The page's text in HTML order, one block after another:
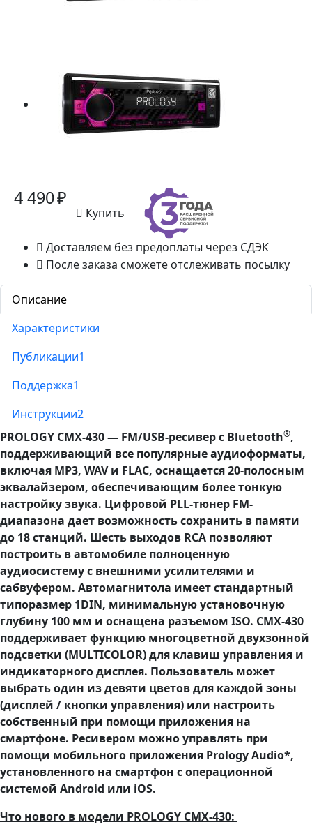
4 490 ₽
Купить
Доставляем без предоплаты через СДЭК
После заказа сможете отслеживать посылку
Описание
Характеристики
Публикации1
Поддержка1
Инструкции2
PROLOGY CMX-430 — FM/USB-ресивер с Bluetooth®,
поддерживающий все популярные аудиоформаты,
включая MP3, WAV и FLAC, оснащается 20-полосным
эквалайзером, обеспечивающим более тонкую
настройку звука. Цифровой PLL-тюнер FM-
диапазона дает возможность сохранить в памяти
до 18 станций. Шесть выходов RCA позволяют
построить в автомобиле полноценную
аудиосистему с внешними усилителями и
сабвуфером. Автомагнитола имеет стандартный
типоразмер 1DIN, минимальную установочную
глубину 100 мм и оснащена разъемом ISO. CMX-430
поддерживает функцию многоцветной двухзонной
подсветки (MULTICOLOR) для клавиш управления и
индикаторного дисплея. Пользователь может
выбрать один из девяти цветов для каждой зоны
(дисплей / кнопки управления) или настроить
собственный при помощи приложения на
смартфоне. Ресивером можно управлять при
помощи мобильного приложения Prology Audio*,
установленного на смартфон с операционной
системой Android или iOS.
Что нового в модели PROLOGY CMX-430: